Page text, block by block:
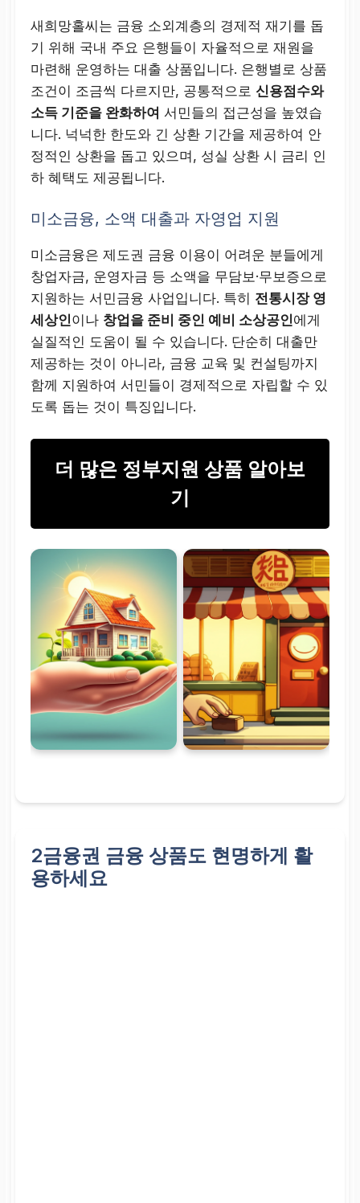
새희망홀씨는 금융 소외계층의 경제적 재기를 돕
기 위해 국내 주요 은행들이 자율적으로 재원을
마련해 운영하는 대출 상품입니다. 은행별로 상품
조건이 조금씩 다르지만, 공통적으로신용점수와
소득 기준을 완화하여 서민들의 접근성을 높였습
니다. 넉넉한 한도와 긴 상환 기간을 제공하여 안
정적인 상환을 돕고 있으며, 성실 상환 시 금리 인
하 혜택도 제공됩니다.
미소금융, 소액 대출과 자영업 지원
미소금융은 제도권 금융 이용이 어려운 분들에게
창업자금, 운영자금 등 소액을 무담보·무보증으로
지원하는 서민금융 사업입니다. 특히 전통시장 영
세상인이나 창업을 준비 중인 예비 소상공인에게
실질적인 도움이 될 수 있습니다. 단순히 대출만
제공하는 것이 아니라, 금융 교육 및 컨설팅까지
함께 지원하여 서민들이 경제적으로 자립할 수 있
도록 돕는 것이 특징입니다.
더 많은 정부지원 상품 알아보
기
2금융권 금융 상품도 현명하게 활
용하세요